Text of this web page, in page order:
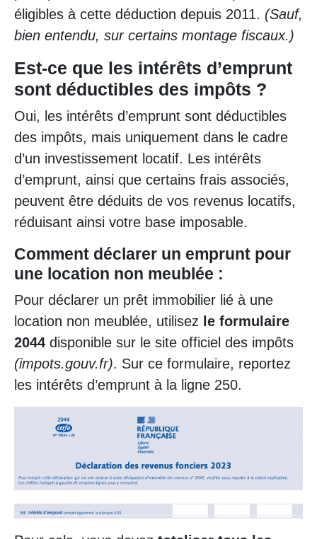
éligibles à cette déduction depuis 2011. (Sauf,
bien entendu, sur certains montage fiscaux.)
Est-ce que les intérêts d’emprunt
sont déductibles des impôts ?
Oui, les intérêts d’emprunt sont déductibles
des impôts, mais uniquement dans le cadre
d’un investissement locatif. Les intérêts
d’emprunt, ainsi que certains frais associés,
peuvent être déduits de vos revenus locatifs,
réduisant ainsi votre base imposable.
Comment déclarer un emprunt pour
une location non meublée :
Pour déclarer un prêt immobilier lié à une
location non meublée, utilisez le formulaire
2044 disponible sur le site officiel des impôts
(impots.gouv.fr). Sur ce formulaire, reportez
les intérêts d’emprunt à la ligne 250.